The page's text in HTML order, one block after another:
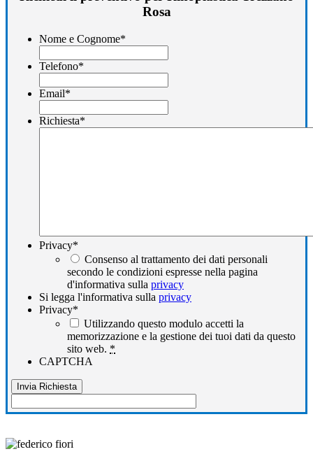
Rosa
Nome e Cognome*
Telefono*
Email*
Richiesta*
Privacy*
Consenso al trattamento dei dati personali
secondo le condizioni espresse nella pagina
d'informativa sulla privacy
Si legga l'informativa sulla privacy
Privacy*
Utilizzando questo modulo accetti la
memorizzazione e la gestione dei tuoi dati da questo
sito web. *
CAPTCHA